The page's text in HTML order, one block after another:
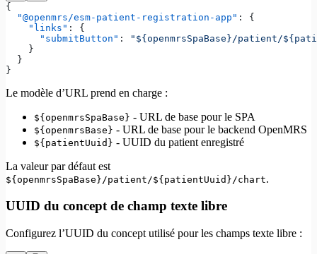
{
  "@openmrs/esm-patient-registration-app"
: {
    "links"
: {
      "submitButton"
:
"${openmrsSpaBase}/patient/
    }
  }
}
Le modèle d’URL prend en charge :
${openmrsSpaBase} - URL de base pour le SPA
${openmrsBase} - URL de base pour le backend OpenMRS
${patientUuid} - UUID du patient enregistré
La valeur par défaut est
${openmrsSpaBase}/patient/${patientUuid}/chart.
UUID du concept de champ texte libre
Configurez l’UUID du concept utilisé pour les champs texte libre :